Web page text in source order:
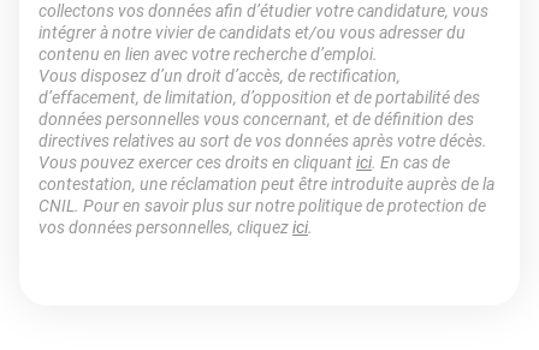
collectons vos données afin d’étudier votre candidature, vous
intégrer à notre vivier de candidats et/ou vous adresser du
contenu en lien avec votre recherche d’emploi.
Vous disposez d’un droit d’accès, de rectification,
d’effacement, de limitation, d’opposition et de portabilité des
données personnelles vous concernant, et de définition des
directives relatives au sort de vos données après votre décès.
Vous pouvez exercer ces droits en cliquantici. En cas de
contestation, une réclamation peut être introduite auprès de la
CNIL. Pour en savoir plus sur notre politique de protection de
vos données personnelles, cliquezici.